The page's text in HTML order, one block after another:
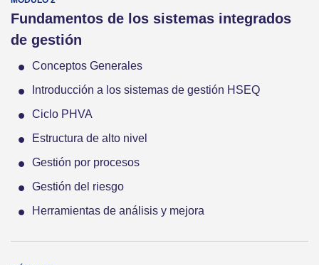
Fundamentos de los sistemas integrados
de gestión
Conceptos Generales
Introducción a los sistemas de gestión HSEQ
Ciclo PHVA
Estructura de alto nivel
Gestión por procesos
Gestión del riesgo
Herramientas de análisis y mejora